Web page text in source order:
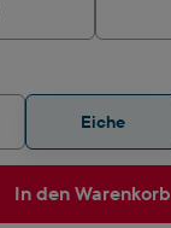
Eiche
In den Warenkorb